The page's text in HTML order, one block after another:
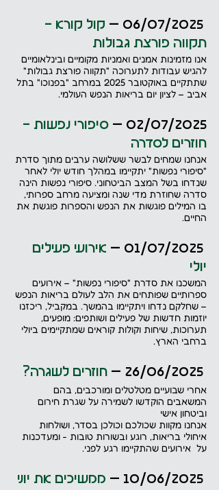
קול קורא -
תקווה פורצת גבולות
אנו מזמינות אמנים ואמניות מקומיים ובינלאומיים
להגיש עבודות לתערוכה "תקווה פורצת גבולות"
שתתקיים באוקטובר 2025 במרחב "בפנוכו" בתל
אביב – לציון יום בריאות הנפש העולמי.
02/07/2025 –
סיפורי נפשות -
חוזרים לסדרה
אנחנו שמחים לבשר ששלושה ערבים מתוך סדרת
"סיפורי נפשות" יתקיימו במהלך חודש יולי לאחר
שנדחו בשל המצב הביטחוני. סיפורי נפשות הינה
סדרה שחוזרת מדי שנה ומציעה מרחב ספרותי,
בו המילים פוגשות את הנפש והספרות פוגשת את
החיים.
אירועי פעילים
יולי
המשכנו את סדרת "סיפורי נפשות" – אירועים
ספרותיים שפותחים את הלב לעולם בריאות הנפש
– שחלקם נדחו ויתקיימו בהמשך. במקביל, ריכזנו
יוזמות חדשות של פעילים ושותפים: מופעים,
תערוכות, שיחות וקולות קוראים שמתקיימים ביולי
ברחבי הארץ.
חוזרים לשגרה?
אחרי שבועיים מטלטלים ומורכבים, בהם
המשאבים הוקדשו לשמירה על שגרת חירום
וביטחון אישי
אנחנו מקוות שכולכם וכולכן בסדר, ושולחות
איחולי בריאות, רוגע ובשורות טובות - ומעדכנות
על  אירועים שהתקיימו רגע לפני.
ממשיכים את יוני